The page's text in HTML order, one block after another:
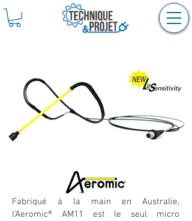
Fabriqué à la main en Australie,
l'Aeromic® AM11 est le seul micro